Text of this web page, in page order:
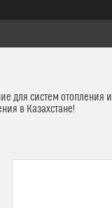
для систем отопления и
в Казахстане!